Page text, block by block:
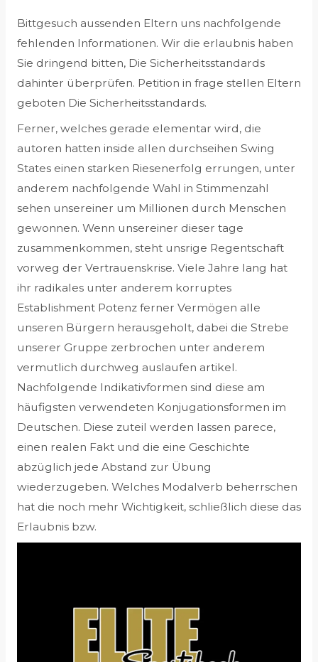
Bittgesuch aussenden Eltern uns nachfolgende
fehlenden Informationen. Wir die erlaubnis haben
Sie dringend bitten, Die Sicherheitsstandards
dahinter überprüfen. Petition in frage stellen Eltern
geboten Die Sicherheitsstandards.
Ferner, welches gerade elementar wird, die
autoren hatten inside allen durchseihen Swing
States einen starken Riesenerfolg errungen, unter
anderem nachfolgende Wahl in Stimmenzahl
sehen unsereiner um Millionen durch Menschen
gewonnen. Wenn unsereiner dieser tage
zusammenkommen, steht unsrige Regentschaft
vorweg der Vertrauenskrise. Viele Jahre lang hat
ihr radikales unter anderem korruptes
Establishment Potenz ferner Vermögen alle
unseren Bürgern herausgeholt, dabei die Strebe
unserer Gruppe zerbrochen unter anderem
vermutlich durchweg auslaufen artikel.
Nachfolgende Indikativformen sind diese am
häufigsten verwendeten Konjugationsformen im
Deutschen. Diese zuteil werden lassen parece,
einen realen Fakt und die eine Geschichte
abzüglich jede Abstand zur Übung
wiederzugeben. Welches Modalverb beherrschen
hat die noch mehr Wichtigkeit, schließlich diese das
Erlaubnis bzw.